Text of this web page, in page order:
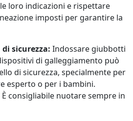
loro indicazioni e rispettare
imposti per garantire la
sicurezza: Indossare giubbotti
di galleggiamento può
di sicurezza, specialmente per
esperto o per i bambini.
È consigliabile nuotare sempre in